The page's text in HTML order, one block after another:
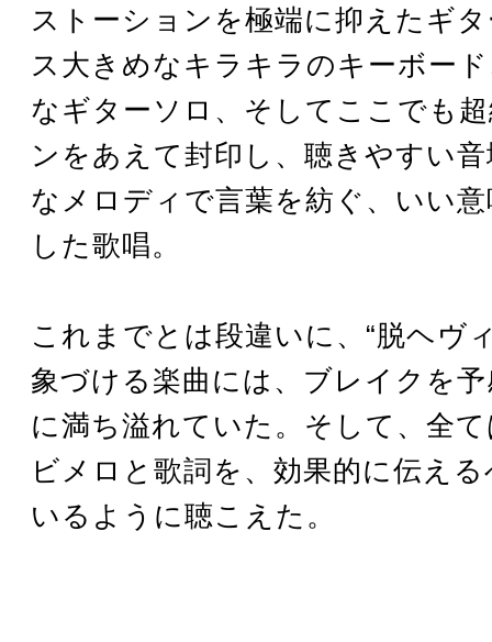
ストーションを極端に抑えたギ
ス大きめなキラキラのキーボー
なギターソロ、そしてここでも
ンをあえて封印し、聴きやすい
なメロディで言葉を紡ぐ、いい
した歌唱。
これまでとは段違いに、“脱ヘヴ
象づける楽曲には、ブレイクを
に満ち溢れていた。そして、全
ビメロと歌詞を、効果的に伝え
いるように聴こえた。